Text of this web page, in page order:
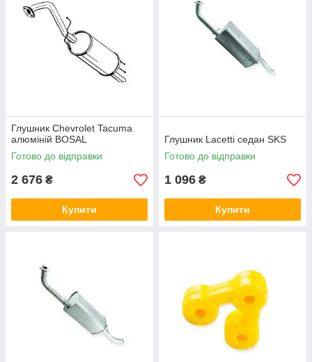
Глушник Chevrolet Tacuma
алюміній BOSAL
Готово до відправки
2 676 ₴
Купити
Глушник Lacetti седан SKS
Готово до відправки
1 096 ₴
Купити